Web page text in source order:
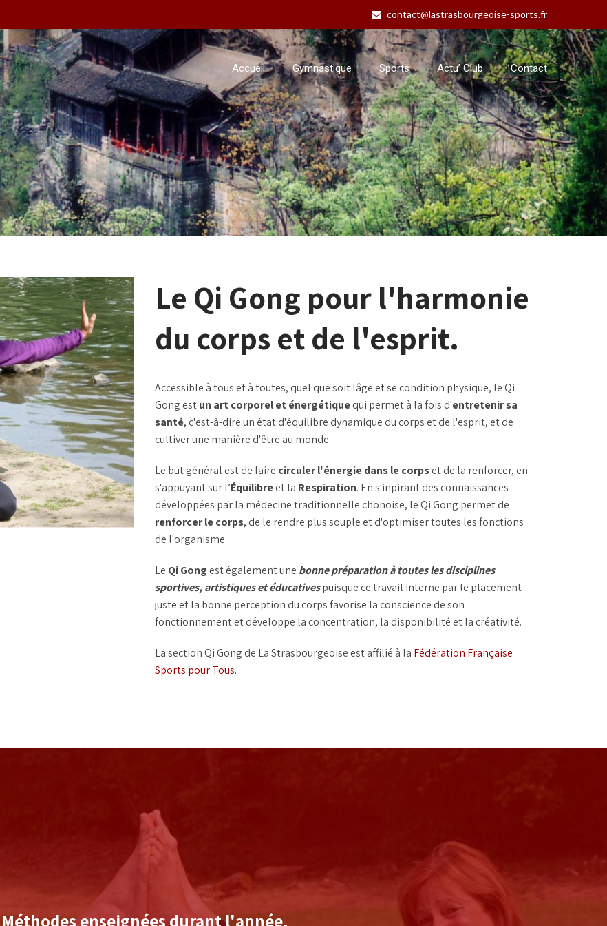
contact@lastrasbourgeoise-sports.fr
Accueil Gymnastique Sports Actu’ Club Contact
Le Qi Gong pour l'harmonie
du corps et de l'esprit.
Accessible à tous et à toutes, quel que soit lâge et se condition physique, le Qi
Gong estun art corporel et énergétiquequi permet à la fois d'entretenir sa
santé, c'est-à-dire un état d'équilibre dynamique du corps et de l'esprit, et de
cultiver une manière d'être au monde.
Le but général est de faire circuler l'énergie dans le corpset de la renforcer, en
s'appuyant sur l’Équilibreet la Respiration. En s'inpirant des connaissances
développées par la médecine traditionnelle chonoise, le Qi Gong permet de
renforcer le corps, de le rendre plus souple et d'optimiser toutes les fonctions
de l'organisme.
Le Qi Gongest également une bonne préparation à toutes les disciplines
sportives, artistiques et éducativespuisque ce travail interne par le placement
juste et la bonne perception du corps favorise la conscience de son
fonctionnement et développe la concentration, la disponibilité et la créativité.
La section Qi Gong de La Strasbourgeoise est affilié à la Fédération Française
Sports pour Tous.
Méthodes enseignées durant l'année.